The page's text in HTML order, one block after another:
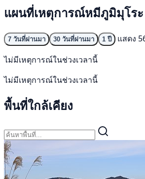
แผนที่เหตุการณ์หมีภูมิมุโระ
7 วันที่ผ่านมา 30 วันที่ผ่านมา 1 ปี
แสดง
ไม่มีเหตุการณ์ในช่วงเวลานี้
ไม่มีเหตุการณ์ในช่วงเวลานี้
พื้นที่ใกล้เคียง